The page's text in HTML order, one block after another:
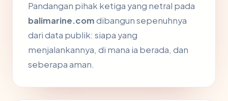
Pandangan pihak ketiga yang netral pada
balimarine.comdibangun sepenuhnya
dari data publik: siapa yang
menjalankannya, di mana ia berada, dan
seberapa aman.